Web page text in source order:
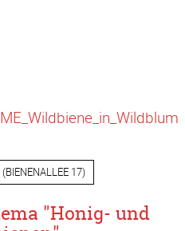
(BIENENALLEE 17)
"Honig- und